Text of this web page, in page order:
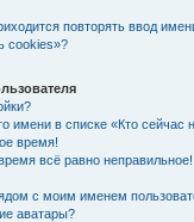
повторять ввод
cookies»?
имени в списке «Кто сейчас
время!
всё равно неправильное!
с моим именем
аватары?